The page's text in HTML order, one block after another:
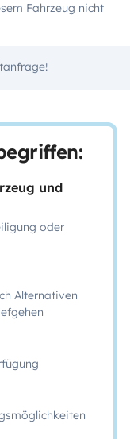
Fahrzeug nicht
und
oder
Alternativen